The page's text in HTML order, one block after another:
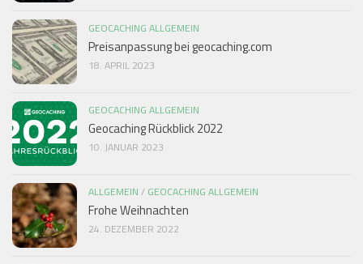
GEOCACHING ALLGEMEIN
Preisanpassung bei geocaching.com
18. APRIL 2023
GEOCACHING ALLGEMEIN
Geocaching Rückblick 2022
10. JANUAR 2023
ALLGEMEIN / GEOCACHING ALLGEMEIN
Frohe Weihnachten
24. DEZEMBER 2022